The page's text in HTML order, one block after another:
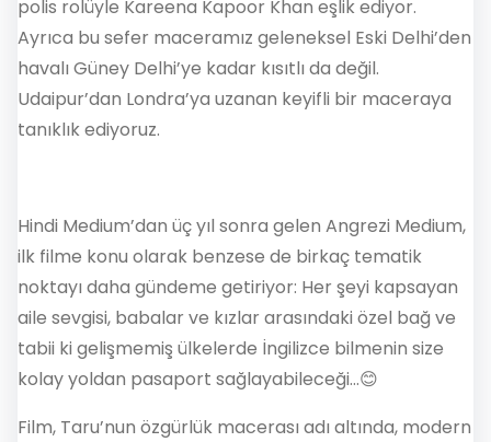
polis rolüyle Kareena Kapoor Khan eşlik ediyor.
Ayrıca bu sefer maceramız geleneksel Eski Delhi’den
havalı Güney Delhi’ye kadar kısıtlı da değil.
Udaipur’dan Londra’ya uzanan keyifli bir maceraya
tanıklık ediyoruz.
Hindi Medium’dan üç yıl sonra gelen Angrezi Medium,
ilk filme konu olarak benzese de birkaç tematik
noktayı daha gündeme getiriyor: Her şeyi kapsayan
aile sevgisi, babalar ve kızlar arasındaki özel bağ ve
tabii ki gelişmemiş ülkelerde İngilizce bilmenin size
kolay yoldan pasaport sağlayabileceği…😊
Film, Taru’nun özgürlük macerası adı altında, modern